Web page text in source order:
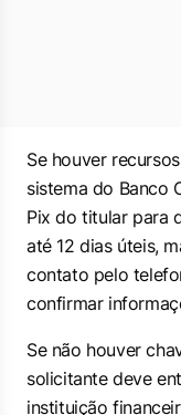
Se houver
sistema do Banco
Pix do titular para
até 12 dias úteis,
contato pelo
confirmar
Se não houver
solicitante deve
instituição